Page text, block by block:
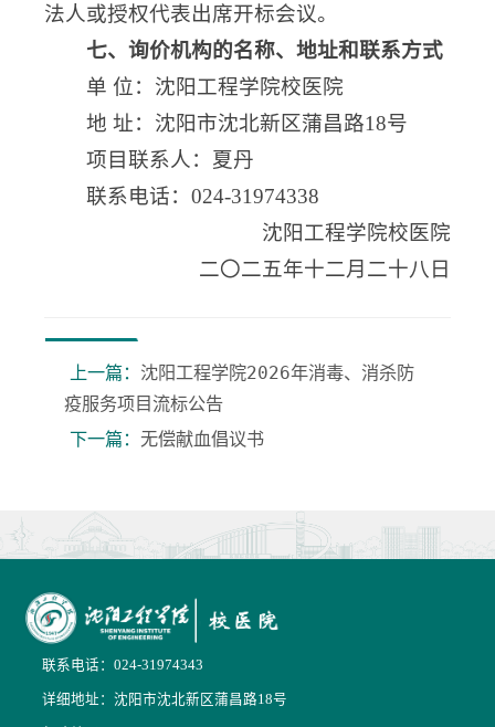
法人或授权代表出席开标会议。
七、询价机构的名称、地址和联系方式
单 位：沈阳工程学院校医院
地 址：沈阳市沈北新区蒲昌路18号
项目联系人：夏丹
联系电话：024-31974338
沈阳工程学院校医院
二〇二五年十二月二十八日
上一篇： 沈阳工程学院2026年消毒、消杀防
疫服务项目流标公告
下一篇： 无偿献血倡议书
联系电话：024-31974343
详细地址：沈阳市沈北新区蒲昌路18号